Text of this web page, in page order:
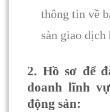
thông tin về
sàn giao dịch
2. Hồ sơ để
doanh lĩnh
động sản: